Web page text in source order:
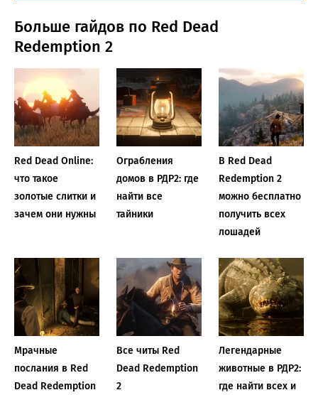
Больше гайдов по Red Dead
Redemption 2
Red Dead Online:
что такое
золотые слитки и
зачем они нужны
Ограбления
домов в РДР2: где
найти все
тайники
В Red Dead
Redemption 2
можно бесплатно
получить всех
лошадей
Мрачные
послания в Red
Dead Redemption
Все читы Red
Dead Redemption
2
Легендарные
животные в РДР2:
где найти всех и